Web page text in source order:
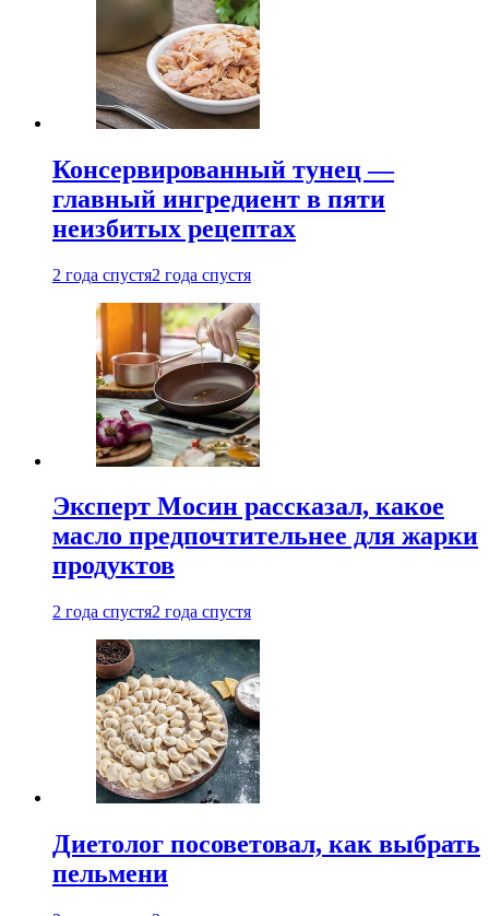
Консервированный тунец —
главный ингредиент в пяти
неизбитых рецептах
2 года спустя2 года спустя
Эксперт Мосин рассказал, какое
масло предпочтительнее для жарки
продуктов
2 года спустя2 года спустя
Диетолог посоветовал, как выбрать
пельмени